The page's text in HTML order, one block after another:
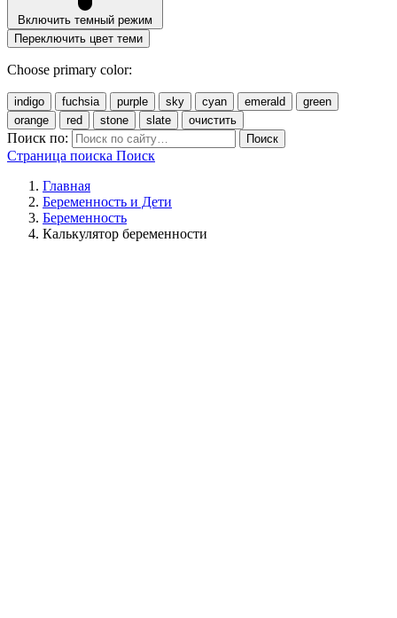
Включить темный режим
Переключить цвет теми
Choose primary color:
indigo fuchsia purple sky cyan emerald
green
orange
red stone slate очистить
Поиск по: Поиск
Страница поиска Поиск
Главная
Беременность и Дети
Беременность
Калькулятор беременности